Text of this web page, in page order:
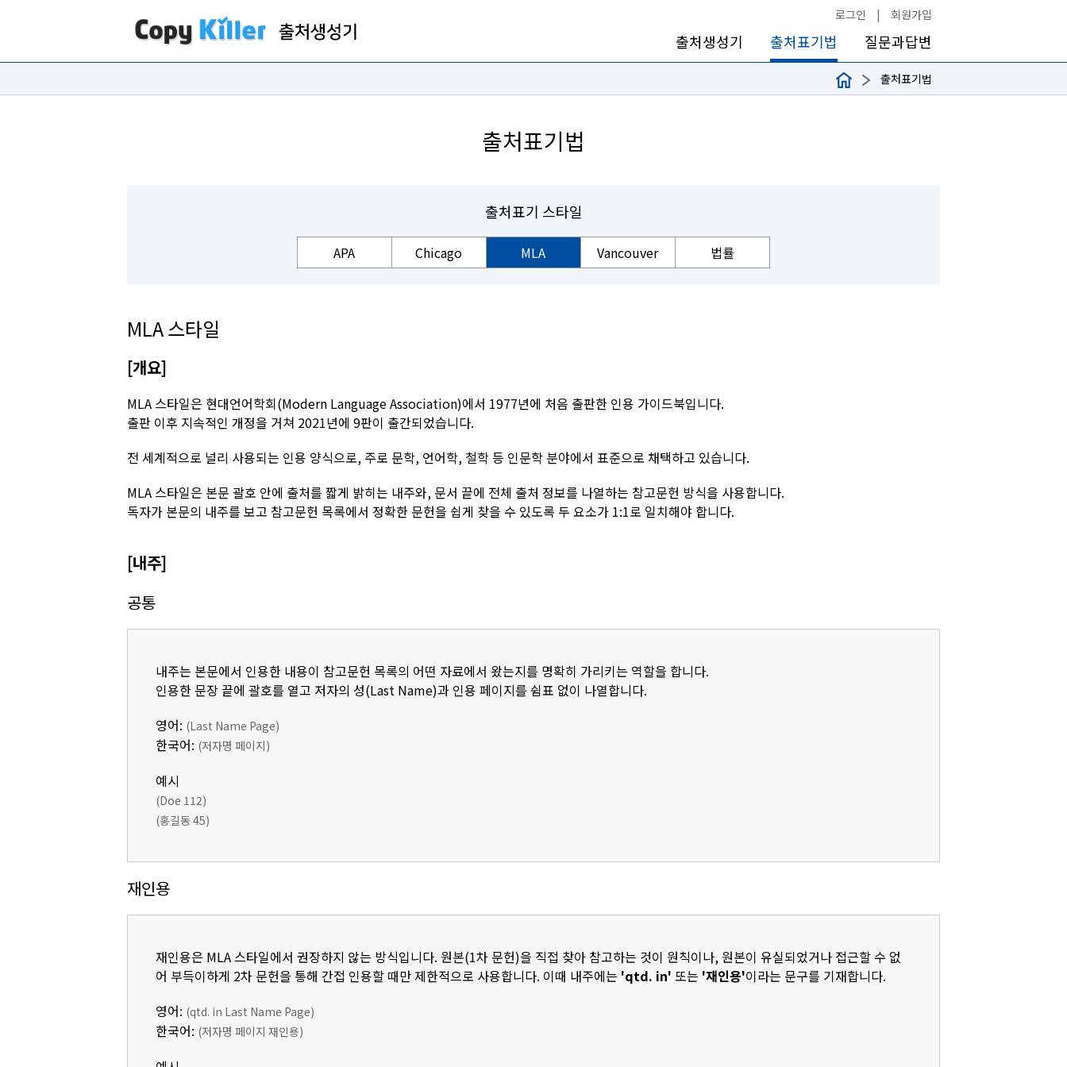
로그인 | 회원가입
출처생성기 출처표기법 질문과답변
출처표기법
출처표기법
출처표기 스타일
APA Chicago MLA Vancouver 법률
MLA 스타일
[개요]
MLA 스타일은 현대언어학회(Modern Language Association)에서 1977년에 처음 출판한 인용 가이드북입니다.
출판 이후 지속적인 개정을 거쳐 2021년에 9판이 출간되었습니다.
전 세계적으로 널리 사용되는 인용 양식으로, 주로 문학, 언어학, 철학 등 인문학 분야에서 표준으로 채택하고 있습니다.
MLA 스타일은 본문 괄호 안에 출처를 짧게 밝히는 내주와, 문서 끝에 전체 출처 정보를 나열하는 참고문헌 방식을 사용합니다.
독자가 본문의 내주를 보고 참고문헌 목록에서 정확한 문헌을 쉽게 찾을 수 있도록 두 요소가 1:1로 일치해야 합니다.
[내주]
공통
내주는 본문에서 인용한 내용이 참고문헌 목록의 어떤 자료에서 왔는지를 명확히 가리키는 역할을 합니다.
인용한 문장 끝에 괄호를 열고 저자의 성(Last Name)과 인용 페이지를 쉼표 없이 나열합니다.
영어: (Last Name Page)
한국어: (저자명 페이지)
예시
(Doe 112)
(홍길동 45)
재인용
재인용은 MLA 스타일에서 권장하지 않는 방식입니다. 원본(1차 문헌)을 직접 찾아 참고하는 것이 원칙이나, 원본이 유실되었거나 접근할 수 없
어 부득이하게 2차 문헌을 통해 간접 인용할 때만 제한적으로 사용합니다. 이때 내주에는 'qtd. in' 또는 '재인용'이라는 문구를 기재합니다.
영어: (qtd. in Last Name Page)
한국어: (저자명 페이지 재인용)